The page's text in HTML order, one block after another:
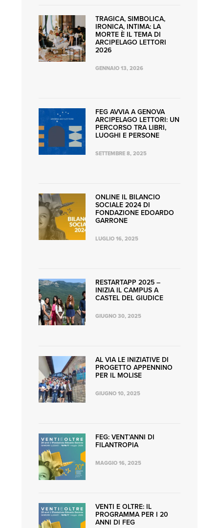
TRAGICA, SIMBOLICA,
IRONICA, INTIMA: LA
MORTE È IL TEMA DI
ARCIPELAGO LETTORI
2026
GENNAIO 13, 2026
FEG AVVIA A GENOVA
ARCIPELAGO LETTORI: UN
PERCORSO TRA LIBRI,
LUOGHI E PERSONE
SETTEMBRE 8, 2025
ONLINE IL BILANCIO
SOCIALE 2024 DI
FONDAZIONE EDOARDO
GARRONE
LUGLIO 16, 2025
RESTARTAPP 2025 –
INIZIA IL CAMPUS A
CASTEL DEL GIUDICE
GIUGNO 30, 2025
AL VIA LE INIZIATIVE DI
PROGETTO APPENNINO
PER IL MOLISE
GIUGNO 10, 2025
FEG: VENT’ANNI DI
FILANTROPIA
MAGGIO 16, 2025
VENTI E OLTRE: IL
PROGRAMMA PER I 20
ANNI DI FEG